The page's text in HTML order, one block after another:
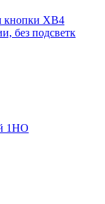
кнопки XB4
без подсветк
1НО